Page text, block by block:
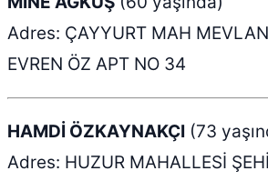
Adres: ÇAYYURT MAH
EVREN ÖZ APT NO 34
HAMDİ ÖZKAYNAKÇI (73
Adres: HUZUR MAHALLESİ